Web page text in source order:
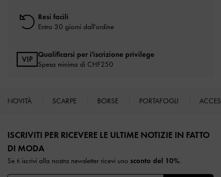
Resi facili
Entro 30 giorni dall'ordine
Qualificarsi per i'iscrizione privilege
Spesa minima di CHF250
NOVITÀ SCARPE BORSE PORTAFOGLI
ISCRIVITI PER RICEVERE LE ULTIME NOTIZIE IN FATTO
DI MODA​
Se ti iscrivi alla nostra newsletter ricevi uno sconto del 10%.